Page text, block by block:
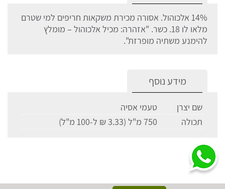
14% אלכוהול. אסורה מכירת משקאות חריפים למי שטרם
מלאו לו 18. כשר. "אזהרה: מכיל אלכוהול – מומלץ
להימנע משתיה מופרזת".
מידע נוסף
שם יצרן
טעמי אסיה
תכולה
750 מ"ל (3.33 ₪ ל-100 מ"ל)